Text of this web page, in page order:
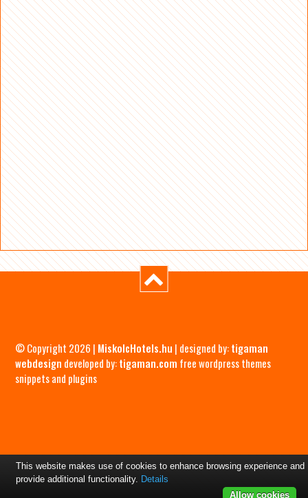
© Copyright 2026 | MiskolcHotels.hu | designed by:tigaman
webdesign developed by:tigaman.com free wordpress themes
snippets and plugins
This website makes use of cookies to enhance browsing experience and
provide additional functionality. Details
Allow cookies